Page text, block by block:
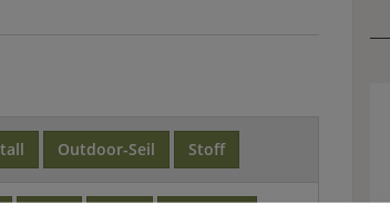
Outdoor-Seil Stoff